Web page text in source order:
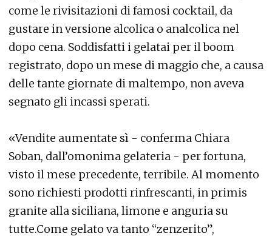
come le rivisitazioni di famosi cocktail, da
gustare in versione alcolica o analcolica nel
dopo cena. Soddisfatti i gelatai per il boom
registrato, dopo un mese di maggio che, a causa
delle tante giornate di maltempo, non aveva
segnato gli incassi sperati.
«Vendite aumentate sì - conferma Chiara
Soban, dall’omonima gelateria - per fortuna,
visto il mese precedente, terribile. Al momento
sono richiesti prodotti rinfrescanti, in primis
granite alla siciliana, limone e anguria su
tutte.Come gelato va tanto “zenzerito”,